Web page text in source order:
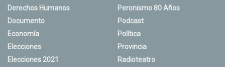
Derechos Humanos
Documento
Economía
Elecciones
Elecciones 2021
Peronismo 80 Años
Podcast
Política
Provincia
Radioteatro